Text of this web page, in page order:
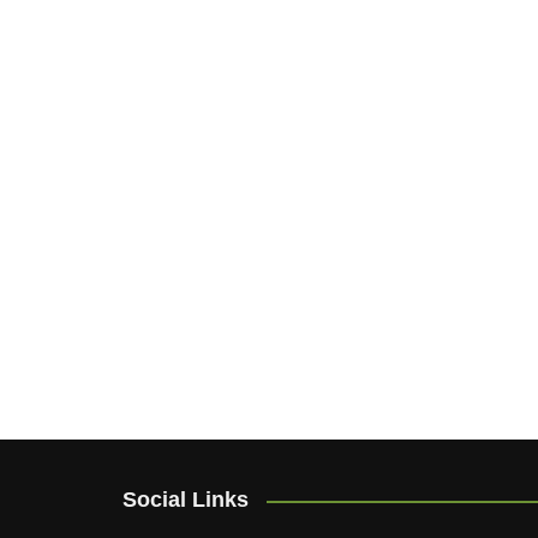
Social Links